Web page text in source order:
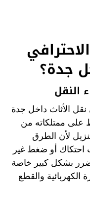
جدة؟
النقل
نقل الأثاث داخل جدة
على ممتلكاته من
لأن الطرق
احتكاك أو ضغط غير
بشكل كبير خاصة
الكهربائية والقطع